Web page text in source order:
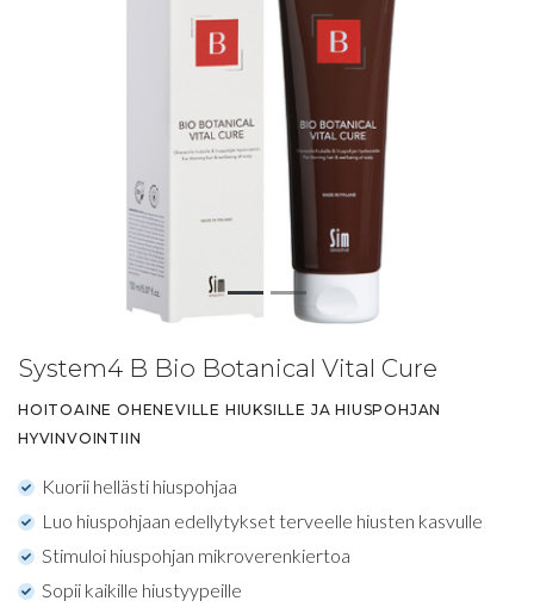
System4 B Bio Botanical Vital Cure
HOITOAINE OHENEVILLE HIUKSILLE JA HIUSPOHJAN
HYVINVOINTIIN
Kuorii hellästi hiuspohjaa
Luo hiuspohjaan edellytykset terveelle hiusten kasvulle
Stimuloi hiuspohjan mikroverenkiertoa
Sopii kaikille hiustyypeille